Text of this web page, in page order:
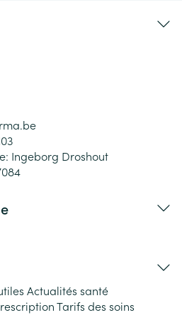
Ingeborg Droshout
Actualités santé
Tarifs des soins